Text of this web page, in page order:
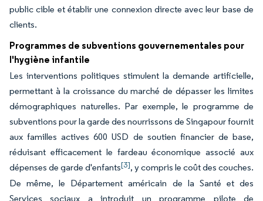
public cible et établir une connexion directe avec leur base de
clients.
Programmes de subventions gouvernementales pour
l'hygiène infantile
Les interventions politiques stimulent la demande artificielle,
permettant à la croissance du marché de dépasser les limites
démographiques naturelles. Par exemple, le programme de
subventions pour la garde des nourrissons de Singapour fournit
aux familles actives 600 USD de soutien financier de base,
réduisant efficacement le fardeau économique associé aux
dépenses de garde d'enfants[3], y compris le coût des couches.
De même, le Département américain de la Santé et des
Services sociaux a introduit un programme pilote de